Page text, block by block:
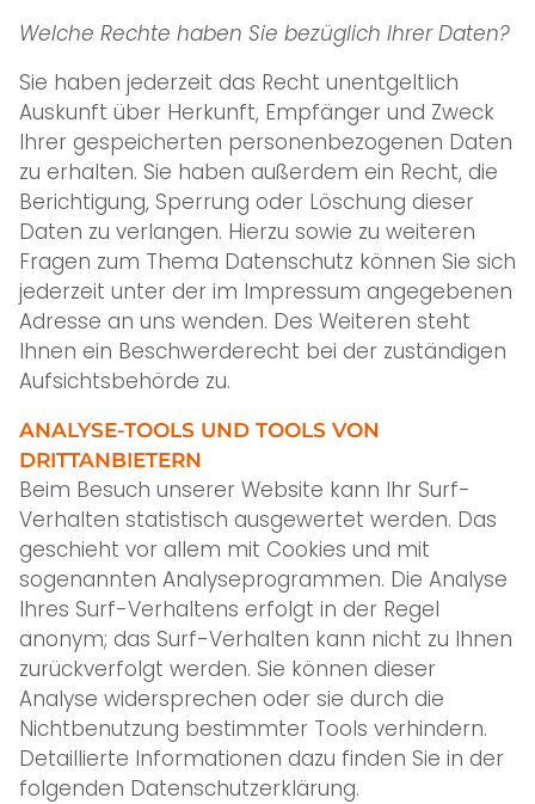
Welche Rechte haben Sie bezüglich Ihrer Daten?
Sie haben jederzeit das Recht unentgeltlich
Auskunft über Herkunft, Empfänger und Zweck
Ihrer gespeicherten personenbezogenen Daten
zu erhalten. Sie haben außerdem ein Recht, die
Berichtigung, Sperrung oder Löschung dieser
Daten zu verlangen. Hierzu sowie zu weiteren
Fragen zum Thema Datenschutz können Sie sich
jederzeit unter der im Impressum angegebenen
Adresse an uns wenden. Des Weiteren steht
Ihnen ein Beschwerderecht bei der zuständigen
Aufsichtsbehörde zu.
ANALYSE-TOOLS UND TOOLS VON
DRITTANBIETERN
Beim Besuch unserer Website kann Ihr Surf-
Verhalten statistisch ausgewertet werden. Das
geschieht vor allem mit Cookies und mit
sogenannten Analyseprogrammen. Die Analyse
Ihres Surf-Verhaltens erfolgt in der Regel
anonym; das Surf-Verhalten kann nicht zu Ihnen
zurückverfolgt werden. Sie können dieser
Analyse widersprechen oder sie durch die
Nichtbenutzung bestimmter Tools verhindern.
Detaillierte Informationen dazu finden Sie in der
folgenden Datenschutzerklärung.